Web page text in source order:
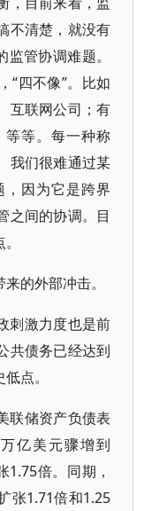
不清楚，就没有
管协调难题。
“四不像”。比如
互联网公司；有
等。每一种称
我们很难通过某
因为它是跨界
之间的协调。目
的外部冲击。
刺激力度也是前
共债务已经达到
点。
联储资产负债表
亿美元骤增到
倍。同期，
张1.71倍和1.25